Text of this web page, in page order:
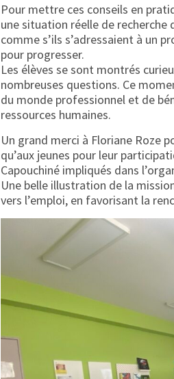
Pour mettre ces conseils en
une situation réelle de recherche
comme s’ils s’adressaient à un
pour progresser.
Les élèves se sont montrés
nombreuses questions. Ce
du monde professionnel et de
ressources humaines.
Un grand merci à Floriane Roze
qu’aux jeunes pour leur
Capouchiné impliqués dans
Une belle illustration de la
vers l’emploi, en favorisant la